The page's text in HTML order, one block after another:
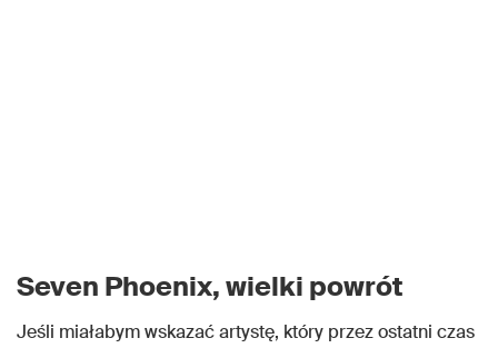
Seven Phoenix, wielki powrót
Jeśli miałabym wskazać artystę, który przez ostatni czas